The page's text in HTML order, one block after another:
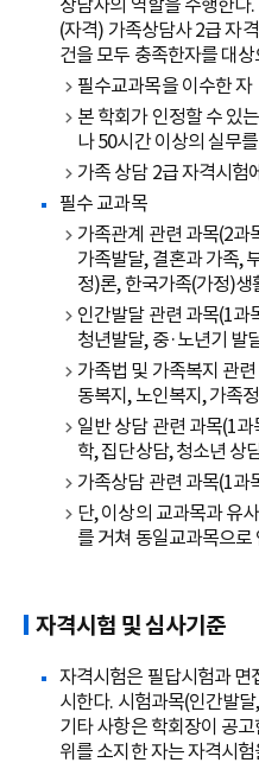
상담사의 역할을 수행한다.
(자격) 가족상담사 2급 자
건을 모두 충족한자를 대
필수교과목을 이수한 자
본 학회가 인정할 수 있
나 50시간 이상의 실무
가족 상담 2급 자격시험
필수 교과목
가족관계 관련 과목(2과
가족발달, 결혼과 가족,
정)론, 한국가족(가정)생
인간발달 관련 과목(1과
청년발달, 중·노년기 발
가족법 및 가족복지 관
동복지, 노인복지, 가족
일반 상담 관련 과목(1
학, 집단상담, 청소년 상
가족상담 관련 과목(1과
단, 이상의 교과목과 유
를 거쳐 동일교과목으로
자격시험 및 심사기준
자격시험은 필답시험과 면
시한다. 시험과목(인간발
기타 사항은 학회장이 공
위를 소지한 자는 자격시